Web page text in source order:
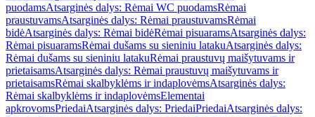
puodamsAtsarginės dalys: Rėmai WC puodamsRėmai
praustuvamsAtsarginės dalys: Rėmai praustuvamsRėmai
bidėAtsarginės dalys: Rėmai bidėRėmai pisuaramsAtsarginės dalys:
Rėmai pisuaramsRėmai dušams su sieniniu latakuAtsarginės dalys:
Rėmai dušams su sieniniu latakuRėmai praustuvų maišytuvams ir
prietaisamsAtsarginės dalys: Rėmai praustuvų maišytuvams ir
prietaisamsRėmai skalbyklėms ir indaplovėmsAtsarginės dalys:
Rėmai skalbyklėms ir indaplovėmsElementai
apkrovomsPriedaiAtsarginės dalys: PriedaiPriedaiAtsarginės dalys: